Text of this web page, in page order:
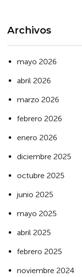
Archivos
mayo 2026
abril 2026
marzo 2026
febrero 2026
enero 2026
diciembre 2025
octubre 2025
junio 2025
mayo 2025
abril 2025
febrero 2025
noviembre 2024